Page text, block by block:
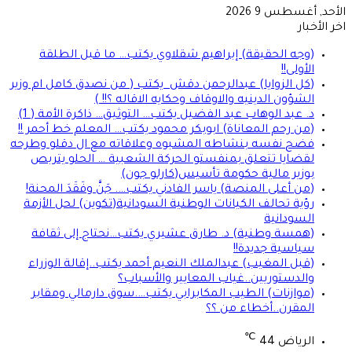
الأحد, أغسطس 9 2026
اخر الأخبار
(وجه الحقيقة) إبراهيم شقلاوي يكتب… ما قبل الطلقة
الأولى!!
(كل الزوايا) عبدالرحمن دقش يكتب ( من نصدق كامل ام وزير
الشؤون الدينيه والاوقاف وحكايه الاقاله ؟!! )
د. عبد الوهاب عبد الفضيل يكتب… التوثيق… ذاكرة الأمة ( 1)
(من رحم المعاناة) ابوبكر محمود يكتب… المعلم خط أحمر !!
فضح نفسه بنشاطه المشبوه وعلاقاته مع ال دقلو وطرحه
لقضايا تتعلق بمنفستو الحركة الشعبية … الحلو يتربص
بوزير مالية حكومة تأسيس(كارلو جون)
(من أعلى المنصة) ياسر الفادني يكتب…. جَنَّ وفَقَدَ المحنة!
رؤية تحالف الكيانات الوطنية السودانية(تكوين) لحل الأزمة
السودانية
(همسة وطنية) د. طارق عشيري يكتب…نحتاج إلى ثقافة
سياسية جديدة!!
(قبل المغيب) عبدالملك النعيم أحمد يكتب..إقالة الوزراء
والدستوريين..غياب المعايير والأسباب؟
(موازنات) الطيب المكابرابي يكتب….سوق دارمالي ومقابر
المقرن..أخطاء من ؟؟
الرياض 44
℃